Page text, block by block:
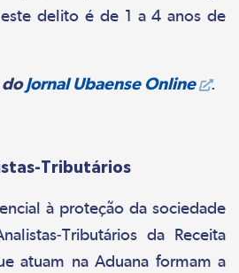
delito é de 1 a 4 anos de
doJornal Ubaense Online .
Tributários
à proteção da sociedade
Tributários da Receita
atuam na Aduana formam a